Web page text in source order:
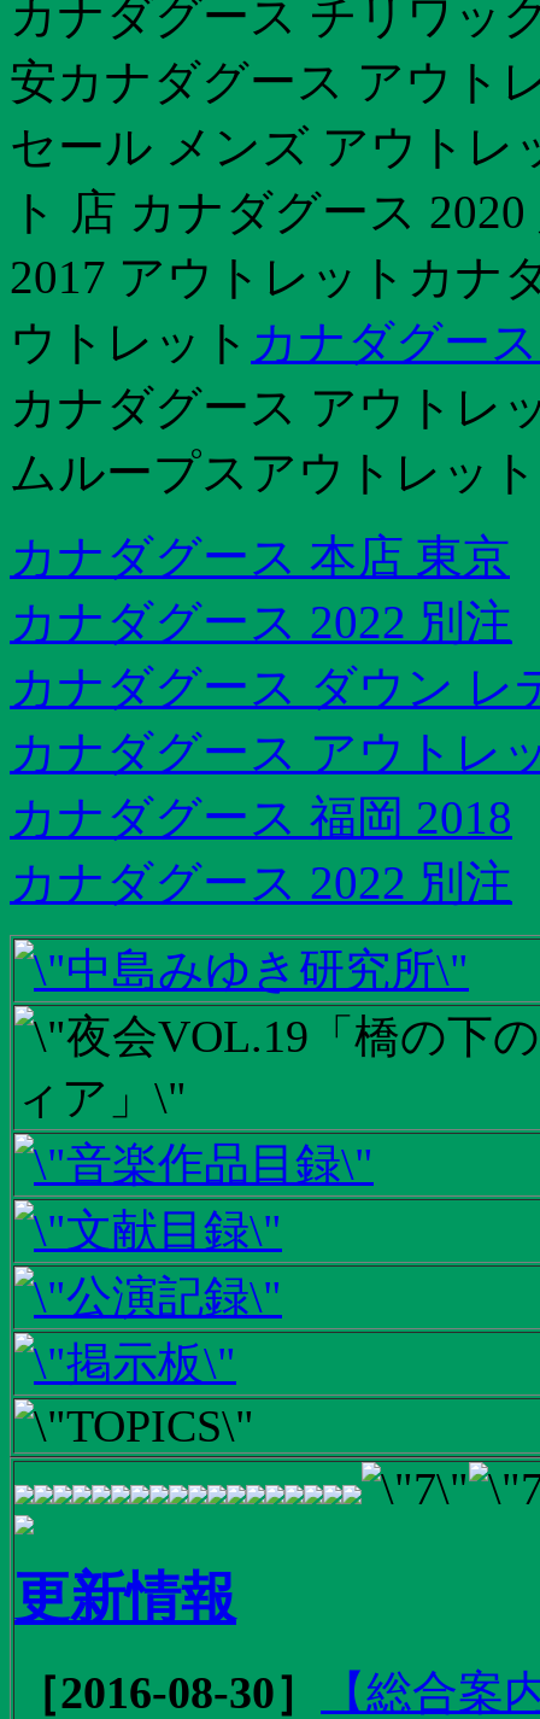
カナダグース チリワッ
安カナダグース アウト
セール メンズ アウトレ
ト 店 カナダグース
2017 アウトレットカナ
ウトレット カナダグー
カナダグース アウトレ
ムループスアウトレット
カナダグース 本店 東京
カナダグース 2022 別注
カナダグース ダウン レ
カナダグース アウトレ
カナダグース 福岡 2018
カナダグース 2022 別注
更新情報
［2016-08-30］
【総合